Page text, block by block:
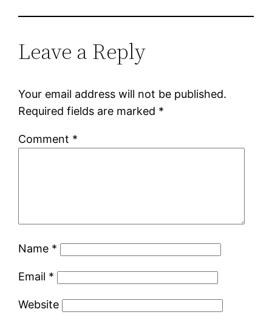
Leave a Reply
Your email address will not be published.
Required fields are marked *
Comment *
Name *
Email *
Website